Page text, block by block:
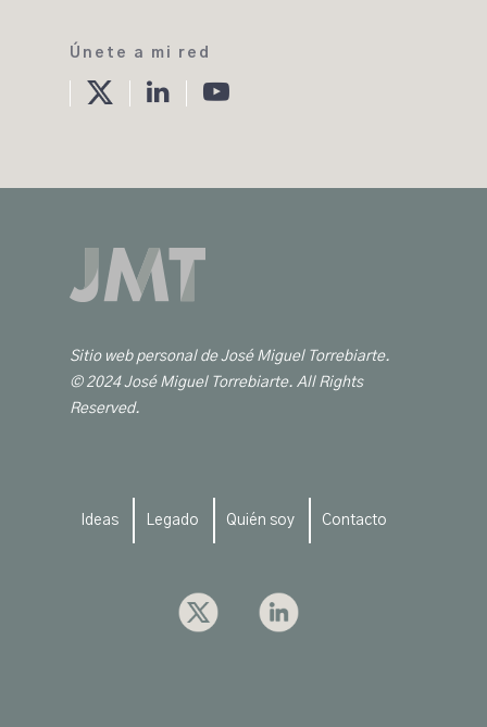
Únete a mi red
twitterlinkedinYoutube
Sitio web personal de José Miguel Torrebiarte.
© 2024 José Miguel Torrebiarte. All Rights
Reserved.
Ideas Legado Quién soy Contacto